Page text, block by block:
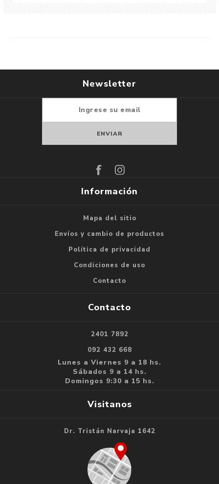
Newsletter
Información
Mapa del sitio
Envíos y cambio de productos
Política de privacidad
Condiciones de uso
Contacto
Contacto
2401 7892
092 432 668
Lunes a Viernes 9 a 18 hs.
Sábados 9 a 14 hs.
Domingos 9:30 a 15 hs.
Visitanos
Dr. Tristán Narvaja 1642